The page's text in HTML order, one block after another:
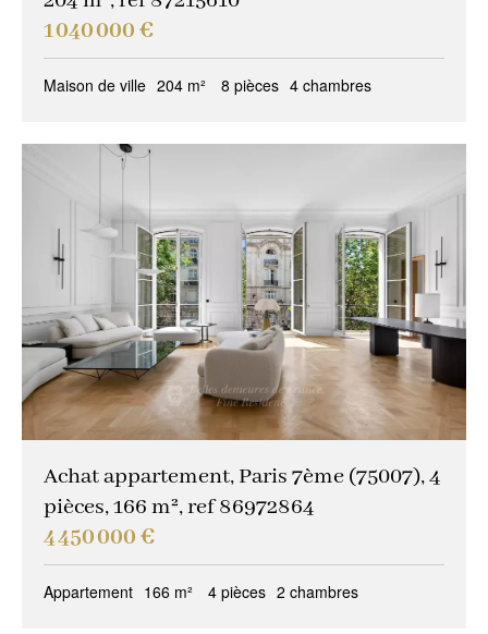
Idéal familles (31)
Vendu occupé (0)
1 040 000 €
Maison de ville 204 m² 8 pièces 4 chambres
Achat appartement, Paris 7ème (75007), 4
pièces, 166 m², ref 86972864
4 450 000 €
Appartement 166 m² 4 pièces 2 chambres